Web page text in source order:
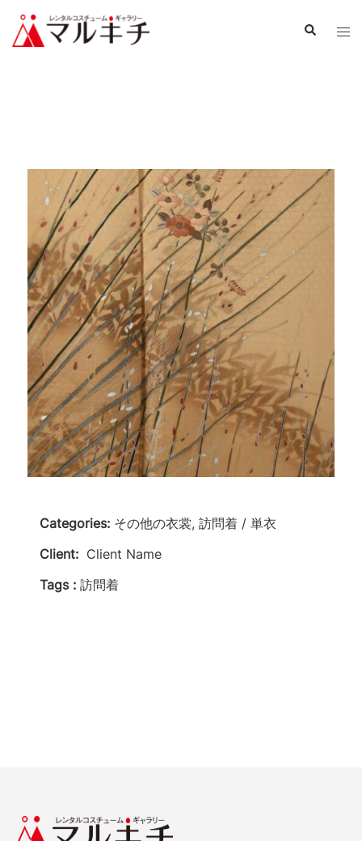
Categories: その他の衣裳, 訪問着 / 単衣
Client: Client Name
Tags : 訪問着